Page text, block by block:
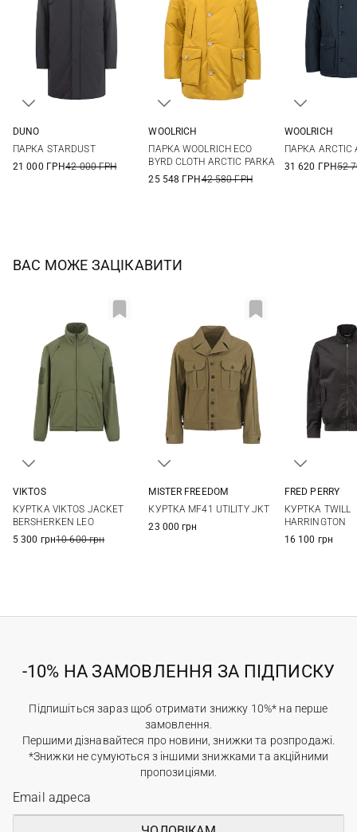
DUNO
ПАРКА STARDUST
21 000 ГРН42 000 ГРН
WOOLRICH
ПАРКА WOOLRICH ECO
BYRD CLOTH ARCTIC PARKA
25 548 ГРН42 580 ГРН
WOOLRICH
ПАРКА ARCTIC
31 620 ГРН52
ВАС МОЖЕ ЗАЦІКАВИТИ
XXL
VIKTOS
КУРТКА VIKTOS JACKET
BERSHERKEN LEO
5 300 грн10 600 грн
MISTER FREEDOM
КУРТКА MF41 UTILITY JKT
23 000 грн
FRED PERRY
КУРТКА TWILL
HARRINGTON
16 100 грн
-10% НА ЗАМОВЛЕННЯ ЗА ПІДПИСКУ
Підпишіться зараз щоб отримати знижку 10%* на перше
замовлення.
Першими дізнавайтеся про новини, знижки та розпродажі.
*Знижки не сумуються з іншими знижками та акційними
пропозиціями.